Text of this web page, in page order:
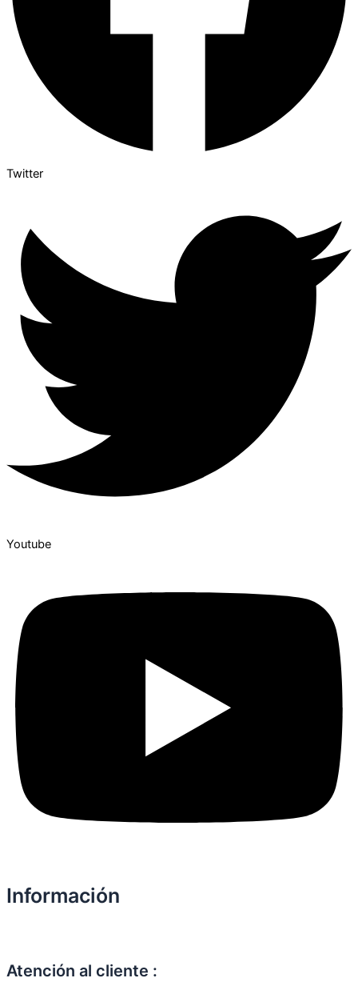
Twitter
Youtube
Información
Atención al cliente :